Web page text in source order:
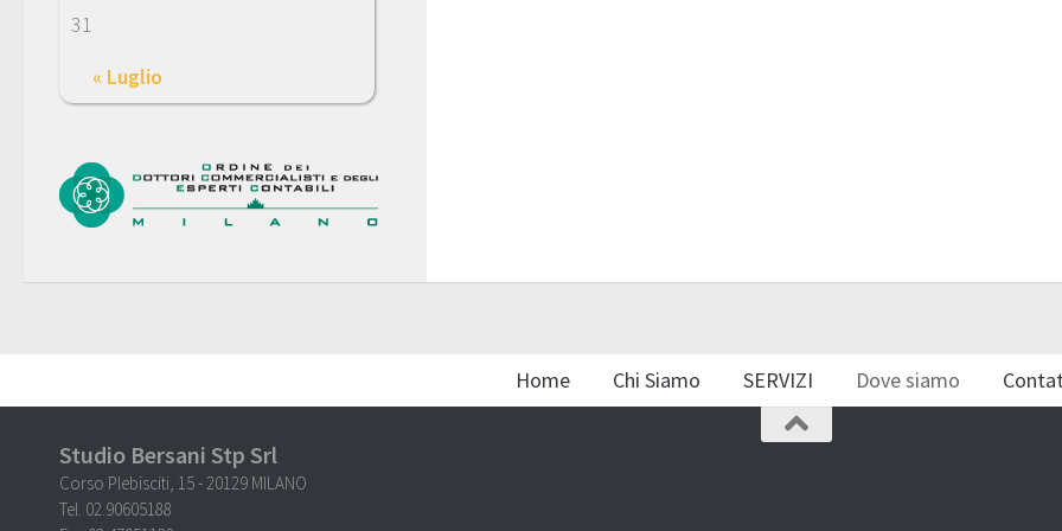
« Luglio
31
Home Chi Siamo SERVIZI Dove siamo
Studio Bersani Stp Srl
Corso Plebisciti, 15 - 20129 MILANO
Tel. 02.90605188